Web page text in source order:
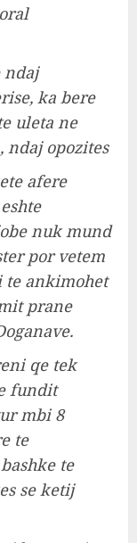
ndaj
ka bere
uleta ne
ndaj opozites
afere
nuk mund
por vetem
te ankimohet
prane
qe tek
fundit
mbi 8
te
te
se ketij